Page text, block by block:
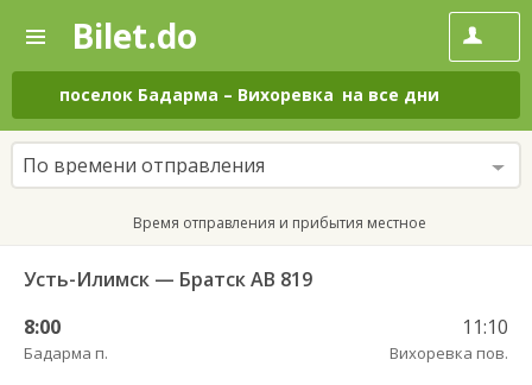
—
Поиск
и
покупка
билетов
на
автобус
онлайн
Bilet.do
поселок Бадарма – Вихоревка на все дни
По времени отправления
Время отправления и прибытия местное
Усть-Илимск — Братск АВ 819
8:00
Бадарма п.
11:10
Вихоревка пов.